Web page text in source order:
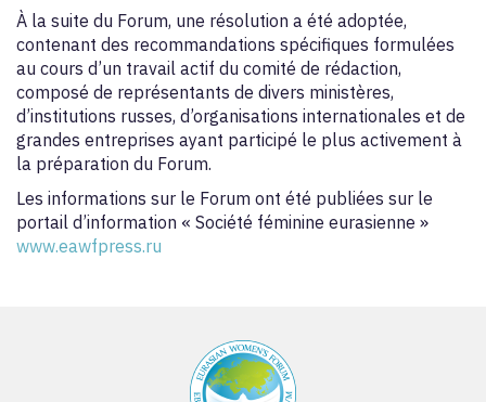
À la suite du Forum, une résolution a été adoptée,
contenant des recommandations spécifiques formulées
au cours d’un travail actif du comité de rédaction,
composé de représentants de divers ministères,
d’institutions russes, d’organisations internationales et de
grandes entreprises ayant participé le plus activement à
la préparation du Forum.
Les informations sur le Forum ont été publiées sur le
portail d’information « Société féminine eurasienne »
www.eawfpress.ru